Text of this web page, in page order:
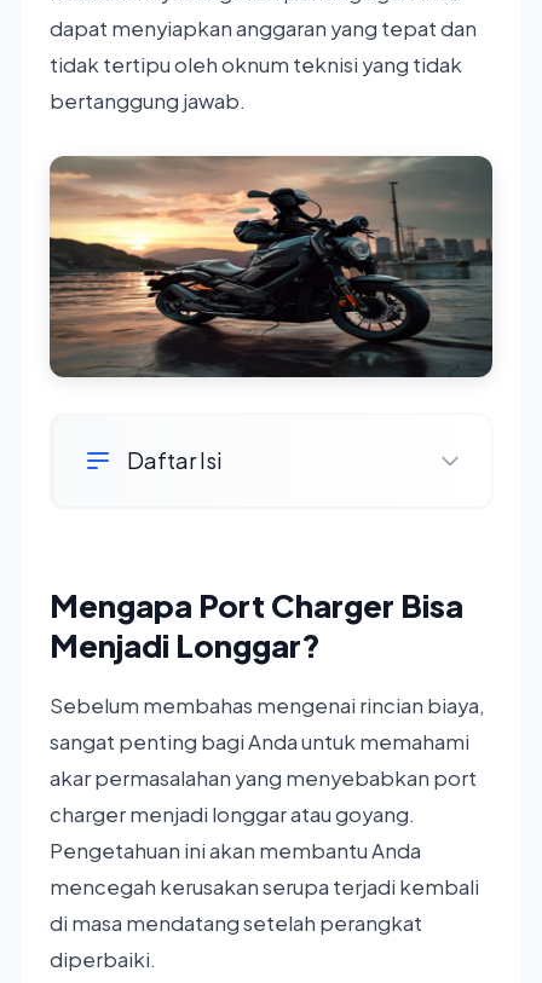
dapat menyiapkan anggaran yang tepat dan
tidak tertipu oleh oknum teknisi yang tidak
bertanggung jawab.
Daftar Isi
Mengapa Port Charger Bisa
Menjadi Longgar?
Sebelum membahas mengenai rincian biaya,
sangat penting bagi Anda untuk memahami
akar permasalahan yang menyebabkan port
charger menjadi longgar atau goyang.
Pengetahuan ini akan membantu Anda
mencegah kerusakan serupa terjadi kembali
di masa mendatang setelah perangkat
diperbaiki.